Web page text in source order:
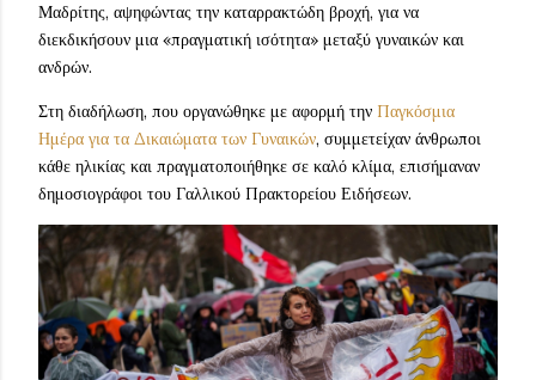
Μαδρίτης, αψηφώντας την καταρρακτώδη βροχή, για να
διεκδικήσουν μια «πραγματική ισότητα» μεταξύ γυναικών και
ανδρών.
Στη διαδήλωση, που οργανώθηκε με αφορμή την Παγκόσμια
Ημέρα για τα Δικαιώματα των Γυναικών, συμμετείχαν άνθρωποι
κάθε ηλικίας και πραγματοποιήθηκε σε καλό κλίμα, επισήμαναν
δημοσιογράφοι του Γαλλικού Πρακτορείου Ειδήσεων.